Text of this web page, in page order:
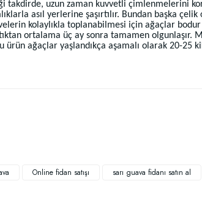
uzun zaman kuvvetli çimlenmelerini
asıl yerlerine şaşırtılır. Bundan başka
kolaylıkla toplanabilmesi için ağaçlar
ortalama üç ay sonra tamamen olgunlaşır.
ürün ağaçlar yaşlandıkça aşamalı olarak 20-25
Online fidan satışı sarı guava fidanı satın al